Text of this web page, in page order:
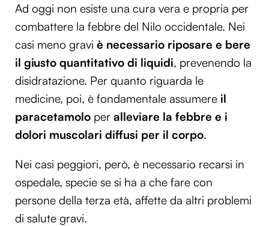
Ad oggi non esiste una cura vera e propria per
combattere la febbre del Nilo occidentale. Nei
casi meno gravi è necessario riposare e bere
il giusto quantitativo di liquidi, prevenendo la
disidratazione. Per quanto riguarda le
medicine, poi, è fondamentale assumere il
paracetamolo per alleviare la febbre e i
dolori muscolari diffusi per il corpo.
Nei casi peggiori, però, è necessario recarsi in
ospedale, specie se si ha a che fare con
persone della terza età, affette da altri problemi
di salute gravi.